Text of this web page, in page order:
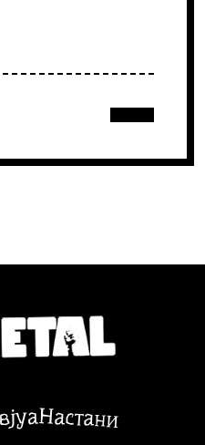
Настани